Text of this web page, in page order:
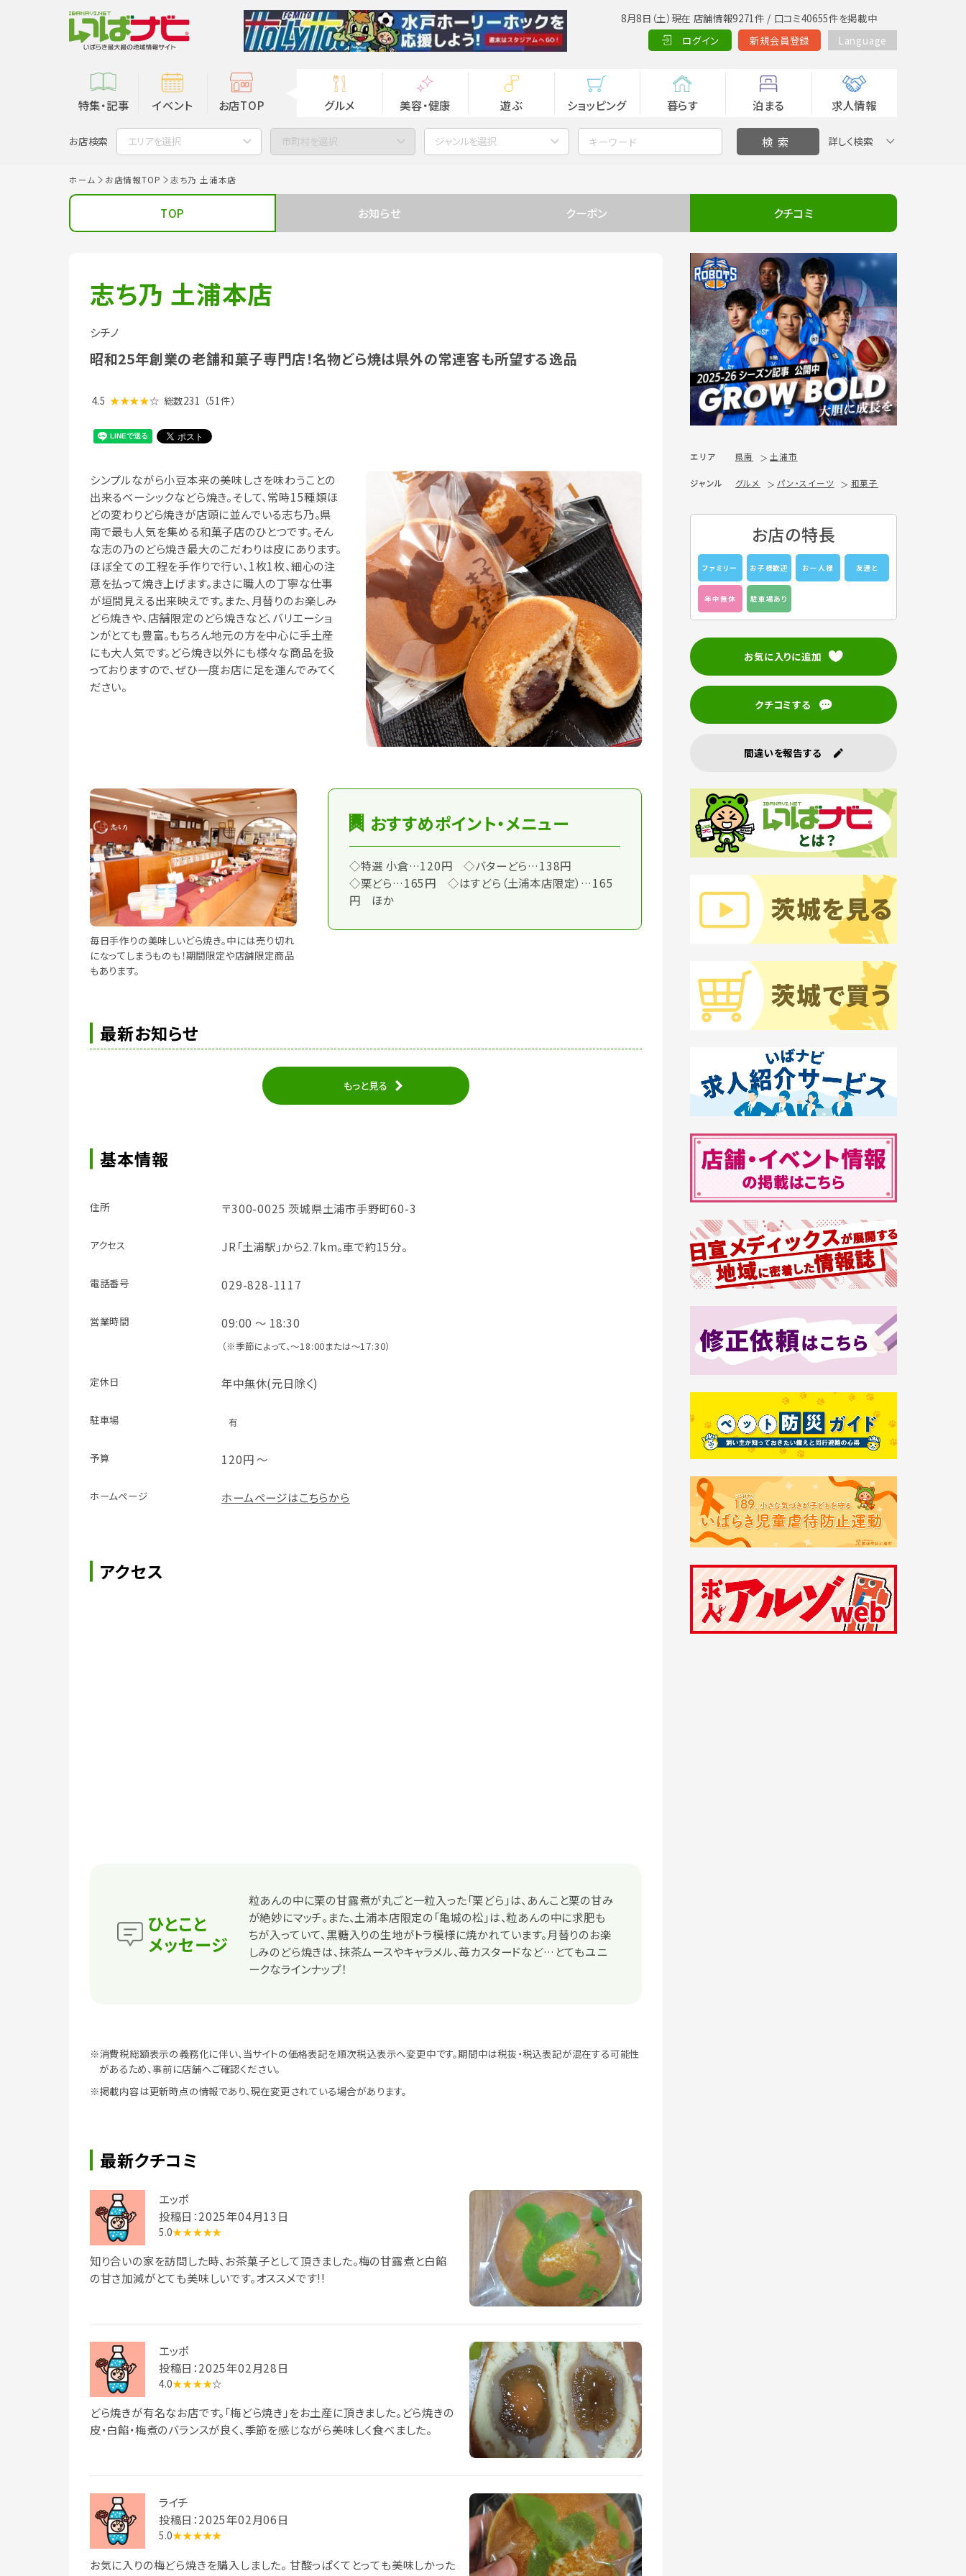
8月8日（土）現在 店舗情報9271件 / 口コミ40655件を掲載中
ログイン
新規会員登録 Language
特集・記事 イベント お店TOP グルメ 美容・健康 遊ぶ ショッピング 暮らす 泊まる 求人情報
お店検索 エリアを選択 市町村を選択 ジャンルを選択 詳しく検索
ホーム お店情報TOP 志ち乃 土浦本店
TOP お知らせ クーポン クチコミ
志ち乃 土浦本店
シチノ
昭和25年創業の老舗和菓子専門店！名物どら焼は県外の常連客も所望する逸品
4.5 ★★★★☆ 総数231 （51件）
シンプルながら小豆本来の美味しさを味わうことの
出来るベーシックなどら焼き。そして、常時15種類ほ
どの変わりどら焼きが店頭に並んでいる志ち乃。県
南で最も人気を集める和菓子店のひとつです。そん
な志の乃のどら焼き最大のこだわりは皮にあります。
ほぼ全ての工程を手作りで行い、1枚1枚、細心の注
意を払って焼き上げます。まさに職人の丁寧な仕事
が垣間見える出来映えです。また、月替りのお楽しみ
どら焼きや、店舗限定のどら焼きなど、バリエーショ
ンがとても豊富。もちろん地元の方を中心に手土産
にも大人気です。どら焼き以外にも様々な商品を扱
っておりますので、ぜひ一度お店に足を運んでみてく
ださい。
毎日手作りの美味しいどら焼き。中には売り切れ
になってしまうものも！期間限定や店舗限定商品
もあります。
おすすめポイント・メニュー
◇特選 小倉…120円 ◇バターどら…138円
◇栗どら…165円 ◇はすどら（土浦本店限定）…165
円 ほか
最新お知らせ
もっと見る
基本情報
住所 〒300-0025 茨城県土浦市手野町60-3
アクセス JR「土浦駅」から2.7km。車で約15分。
電話番号 029-828-1117
営業時間 09:00 ～ 18:30
（※季節によって、～18:00または～17:30）
定休日 年中無休(元日除く)
駐車場 有
予算 120円 ～
ホームページ ホームページはこちらから
アクセス
ひとこと
メッセージ
粒あんの中に栗の甘露煮が丸ごと一粒入った「栗どら」は、あんこと栗の甘み
が絶妙にマッチ。また、土浦本店限定の「亀城の松」は、粒あんの中に求肥も
ちが入っていて、黒糖入りの生地がトラ模様に焼かれています。月替りのお楽
しみのどら焼きは、抹茶ムースやキャラメル、苺カスタードなど…とてもユニ
ークなラインナップ！
※消費税総額表示の義務化に伴い、当サイトの価格表記を順次税込表示へ変更中です。期間中は税抜・税込表記が混在する可能性
があるため、事前に店舗へご確認ください。
※掲載内容は更新時点の情報であり、現在変更されている場合があります。
最新クチコミ
エッポ
投稿日：2025年04月13日
5.0★★★★★
知り合いの家を訪問した時、お茶菓子として頂きました。梅の甘露煮と白餡
の甘さ加減がとても美味しいです。オススメです!!
エッポ
投稿日：2025年02月28日
4.0★★★★☆
どら焼きが有名なお店です。「梅どら焼き」をお土産に頂きました。どら焼きの
皮・白餡・梅煮のバランスが良く、季節を感じながら美味しく食べました。
ライチ
投稿日：2025年02月06日
5.0★★★★★
お気に入りの梅どら焼きを購入しました。 甘酸っぱくてとっても美味しかった
エリア 県南 土浦市
ジャンル グルメ パン・スイーツ 和菓子
お店の特長
ファミリー お子様歓迎 お一人様 友達と
年中無休 駐車場あり
お気に入りに追加
クチコミする
間違いを報告する